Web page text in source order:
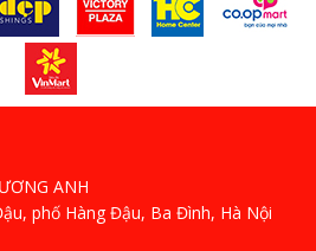
ANH
phố Hàng Đậu, Ba Đình, Hà Nội